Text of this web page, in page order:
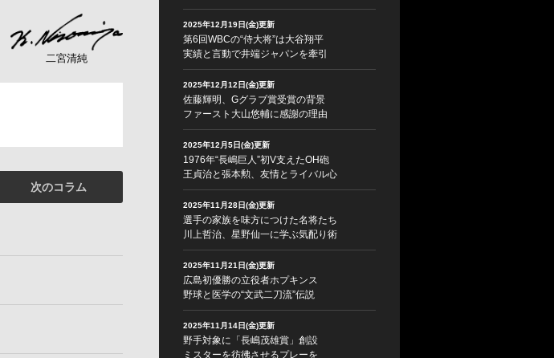
二宮清純
次のコラム
2025年12月19日(金)更新
第6回WBCの“侍大将”は大谷翔平
実績と言動で井端ジャパンを牽引
2025年12月12日(金)更新
佐藤輝明、Gグラブ賞受賞の背景
ファースト大山悠輔に感謝の理由
2025年12月5日(金)更新
1976年“長嶋巨人”初V支えたOH砲
王貞治と張本勲、友情とライバル心
2025年11月28日(金)更新
選手の家族を味方につけた名将たち
川上哲治、星野仙一に学ぶ気配り術
2025年11月21日(金)更新
広島初優勝の立役者ホプキンス
野球と医学の“文武二刀流”伝説
2025年11月14日(金)更新
野手対象に「長嶋茂雄賞」創設
ミスターを彷彿させるプレーを